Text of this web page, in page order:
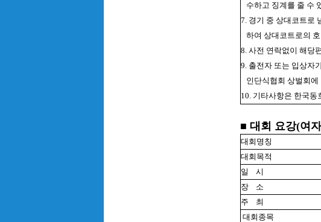
수하고 징계를 줄 수
7. 경기 중 상대코트로
하여 상대코트로의
8. 사전 연락없이 해당
9. 출전자 또는 입상자
인단식협회 상벌회
10. 기타사항은 한국
■ 대회 요강(여
대회명칭
대회목적
일
시
장
소
주
최
대회종목